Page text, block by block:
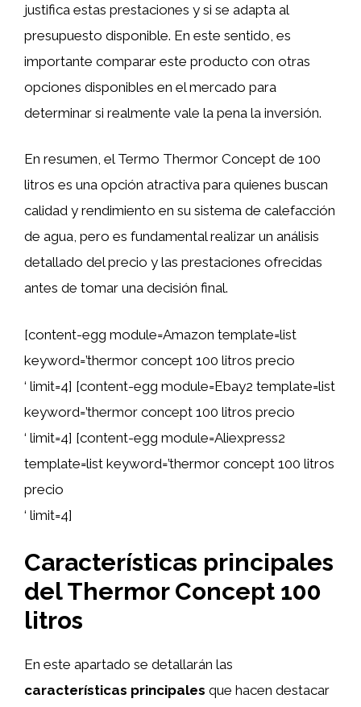
justifica estas prestaciones y si se adapta al
presupuesto disponible. En este sentido, es
importante comparar este producto con otras
opciones disponibles en el mercado para
determinar si realmente vale la pena la inversión.
En resumen, el Termo Thermor Concept de 100
litros es una opción atractiva para quienes buscan
calidad y rendimiento en su sistema de calefacción
de agua, pero es fundamental realizar un análisis
detallado del precio y las prestaciones ofrecidas
antes de tomar una decisión final.
[content-egg module=Amazon template=list
keyword=’thermor concept 100 litros precio
‘ limit=4] [content-egg module=Ebay2 template=list
keyword=’thermor concept 100 litros precio
‘ limit=4] [content-egg module=Aliexpress2
template=list keyword=’thermor concept 100 litros
precio
‘ limit=4]
Características principales
del Thermor Concept 100
litros
En este apartado se detallarán las
características principales que hacen destacar